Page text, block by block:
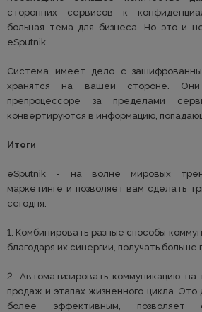
сторонних сервисов к
больная тема для бизнеса. Но это и
eSputnik.
Система имеет дело с
хранятся на вашей стороне. Они
препроцессоре за пределами
конвертируются в информацию,
Итоги
eSputnik - на волне мировых
маркетинге и позволяет вам сделать
сегодня:
1. Комбинировать разные способы
благодаря их синергии, получать больше
2. Автоматизировать коммуникацию на
продаж и этапах жизненного цикла.
более эффективным, позволяет